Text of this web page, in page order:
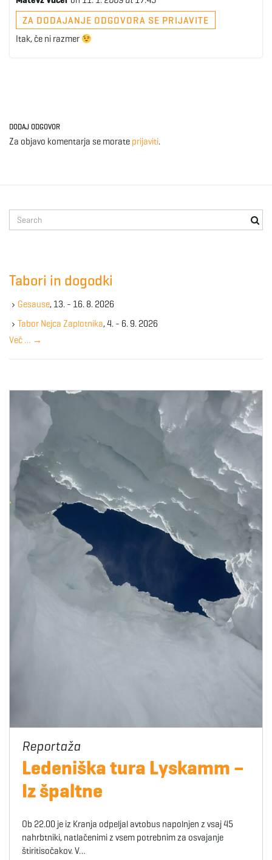
ZA DODAJANJE ODGOVORA SE PRIJAVITE
Itak, če ni razmer
DODAJ ODGOVOR
Za objavo komentarja se morate prijaviti.
e
e
y
w
r
Tabori in dogodki
Gesause, 13. - 16. 8. 2026
Tabor Nejca Zaplotnika, 4. - 6. 9. 2026
Več … →
Ledeniška tura Lyskamm –
Iz špaltne
Ob 22.00 je iz Kranja odpeljal avtobus napolnjen z vsaj 45
nahrbtniki, natlačenimi z vsem potrebnim za osvajanje
štiritisočakov. V…